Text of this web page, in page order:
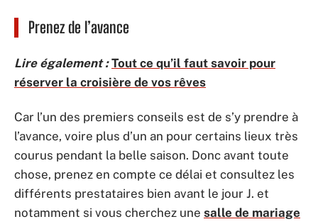
Prenez de l’avance
Lire également : Tout ce qu’il faut savoir pour
réserver la croisière de vos rêves
Car l’un des premiers conseils est de s’y prendre à
l’avance, voire plus d’un an pour certains lieux très
courus pendant la belle saison. Donc avant toute
chose, prenez en compte ce délai et consultez les
différents prestataires bien avant le jour J. et
notamment si vous cherchez une salle de mariage